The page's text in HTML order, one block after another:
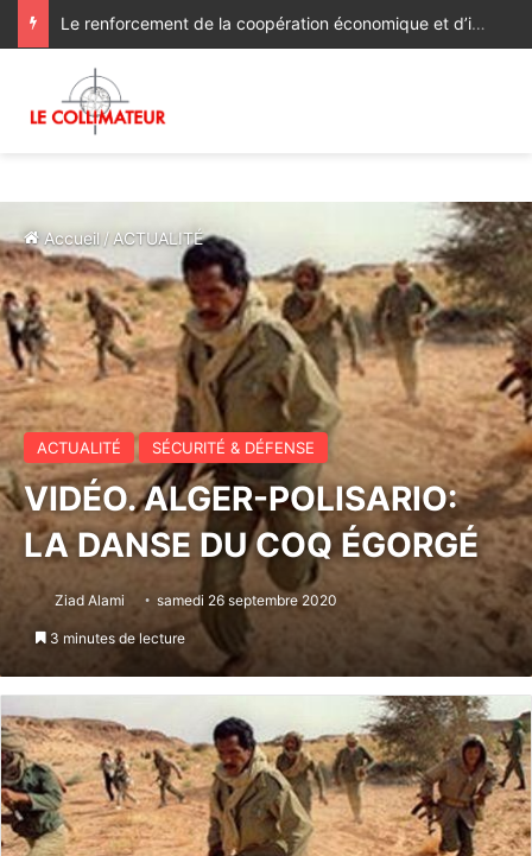
Le renforcement de la coopération économique et d’investissement au menu des discussions des ministres des Affaires étrangères du Maroc et du Ghana
Accueil / ACTUALITÉ
ACTUALITÉ SÉCURITÉ & DÉFENSE
VIDÉO. ALGER-POLISARIO:
LA DANSE DU COQ ÉGORGÉ
Ziad Alami samedi 26 septembre 2020
3 minutes de lecture